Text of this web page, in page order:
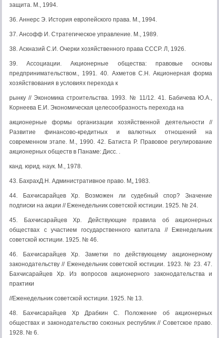
защита. М., 1994.
36. Аннерс Э. История европейского права. М., 1994.
37. Ансофф И. Стратегическое управление. М., 1989.
38. Аскназий С.И. Очерки хозяйственного права СССР. Л, 1926.
39. Ассоциации. Акционерные общества: правовые основы
предпринимательст­вом., 1991. 40. Ахметов С.Н. Акционерная форма
хозяйствования в условиях перехода к
рынку // Экономика строительства. 1993. № 11/12. 41. Бабичева Ю.А.,
Корнеева Е.И. Экономическая целесообразность перехода на
акционерные формы организации хозяйственной деятельности //
Развитие финансо­во-кредитных и валютных отношений на
современном этапе. М., 1990. 42. Батиста P. Правовое регулирование
акционерных обществ в Панаме: Дисс. .
канд. юрид. наук. М., 1978.
43. БахрахД.Н. Административное право. М„ 1983.
44. Бахчисарайцев Хр. Возможен ли судебный спор? Значение
подписки на ак­ции // Еженедельник советской юстиции. 1925. № 24.
45. Бахчисарайцев Хр. Действующие правила об акционерных
обществах с уча­стием государственного капитала // Еженедельник
советской юстиции. 1925. № 46.
46. Бахчисарайцев Хр. Заметки по действующему акционерному
законодатель­ству // Еженедельник советской юстиции. 1923. № 23. 47.
Бахчисарайцев Хр. Из вопросов акционерного законодательства и
практики
//Еженедельник советской юстиции. 1925. № 13.
48. Бахчисарайцев Хр Драбкин С. Положение об акционерных
обществах и за­конодательство союзных республик // Советское право.
1928. № 6.